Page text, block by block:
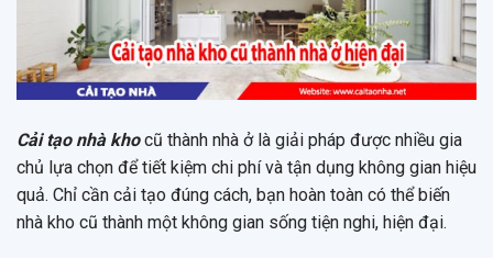
Cải tạo nhà khocũ thành nhà ở là giải pháp được nhiều gia
chủ lựa chọn để tiết kiệm chi phí và tận dụng không gian hiệu
quả. Chỉ cần cải tạo đúng cách, bạn hoàn toàn có thể biến
nhà kho cũ thành một không gian sống tiện nghi, hiện đại.